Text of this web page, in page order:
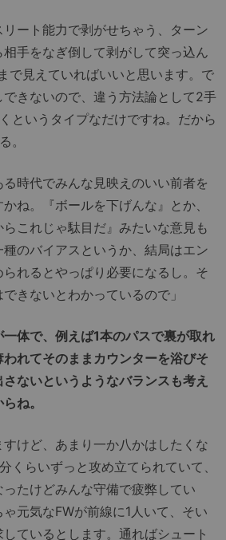
ート能力で剥がせちゃう、ターン
手をなぎ倒して剥がして突っ込ん
で見えていればいいと思います。で
できないので、違う方法論として2手
というタイプなだけですね。だから
。
時代でみんな見映えのいい前者を
ね。『ボールを下げんな』とか、
らこれじゃ駄目だ』みたいな意見も
のバイアスというか、結局はエン
れるとやっぱり必要になるし。そ
きないとわかっているので」
体で、例えば1本のパスで裏が取れ
れてそのままカウンターを浴びそ
ないというようなバランスも考え
ね。
けど、あまり一か八かはしたくな
くらいずっと攻め立てられていて、
たけどみんな守備で疲弊してい
元気なFWが前線に1人いて、そい
ているとします。通ればシュート